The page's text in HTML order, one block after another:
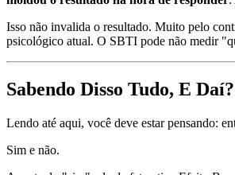
Isso não invalida o resultado. Muito pelo
psicológico atual. O SBTI pode não medir
Sabendo Disso Tudo, E Daí?
Lendo até aqui, você deve estar pensando:
Sim e não.